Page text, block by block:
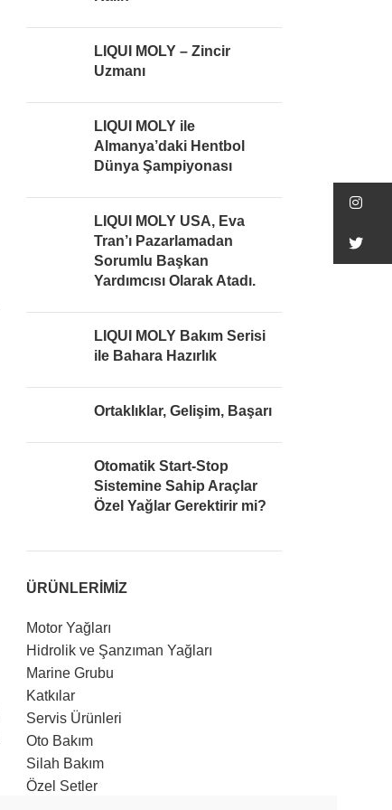
LIQUI MOLY – Zincir
Uzmanı
LIQUI MOLY ile
Almanya’daki Hentbol
Dünya Şampiyonası
LIQUI MOLY USA, Eva
Tran’ı Pazarlamadan
Sorumlu Başkan
Yardımcısı Olarak Atadı.
LIQUI MOLY Bakım Serisi
ile Bahara Hazırlık
Ortaklıklar, Gelişim, Başarı
Otomatik Start-Stop
Sistemine Sahip Araçlar
Özel Yağlar Gerektirir mi?
ÜRÜNLERİMİZ
Motor Yağları
Hidrolik ve Şanzıman Yağları
Marine Grubu
Katkılar
Servis Ürünleri
Oto Bakım
Silah Bakım
Özel Setler